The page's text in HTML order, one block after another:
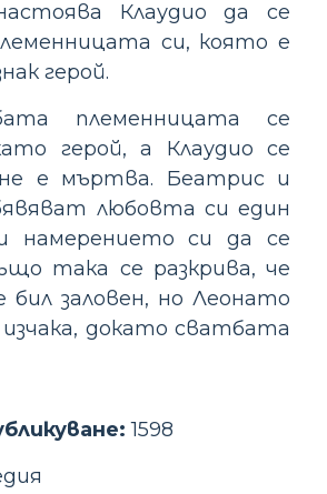
Клаудио да се
си, която е
герой.
племенницата се
герой, а Клаудио се
е мъртва. Беатрис и
любовта си един
намерението си да се
така се разкрива, че
заловен, но Леонато
докато сватбата
1598